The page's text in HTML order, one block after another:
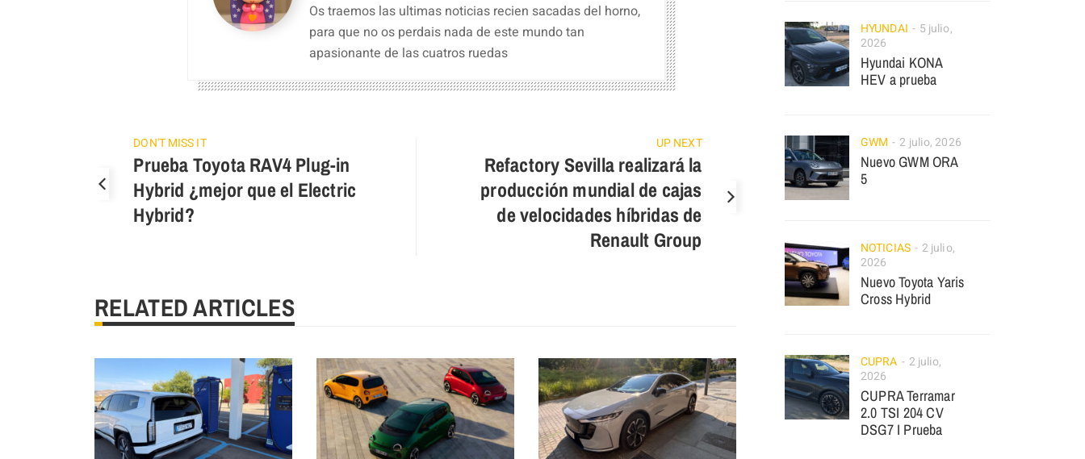
Os traemos las ultimas noticias recien sacadas del horno,
para que no os perdais nada de este mundo tan
apasionante de las cuatros ruedas
DON'T MISS IT
Prueba Toyota RAV4 Plug-in
Hybrid ¿mejor que el Electric
Hybrid?
UP NEXT
Refactory Sevilla realizará la
producción mundial de cajas
de velocidades híbridas de
Renault Group
RELATED ARTICLES
HYUNDAI
5 julio,
2026
Hyundai KONA
HEV a prueba
GWM 2 julio, 2026
Nuevo GWM ORA
5
NOTICIAS
2 julio,
2026
Nuevo Toyota Yaris
Cross Hybrid
CUPRA
2 julio,
2026
CUPRA Terramar
2.0 TSI 204 CV
DSG7 I Prueba